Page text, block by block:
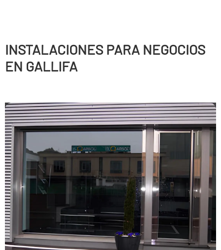
INSTALACIONES PARA NEGOCIOS
EN GALLIFA